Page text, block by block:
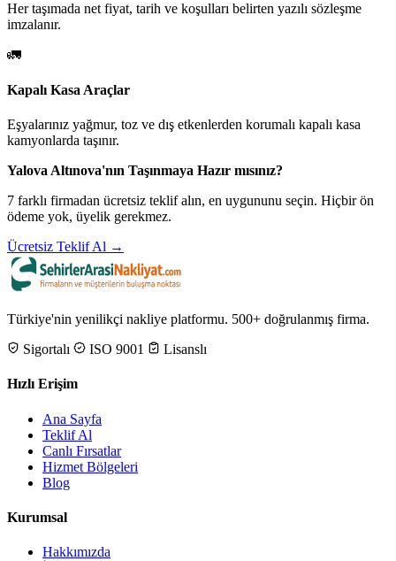
Her taşımada net fiyat, tarih ve koşulları belirten yazılı sözleşme
imzalanır.
🚛
Kapalı Kasa Araçlar
Eşyalarınız yağmur, toz ve dış etkenlerden korumalı kapalı kasa
kamyonlarda taşınır.
Yalova Altınova'nın Taşınmaya Hazır mısınız?
7 farklı firmadan ücretsiz teklif alın, en uygununu seçin. Hiçbir ön
ödeme yok, üyelik gerekmez.
Ücretsiz Teklif Al →
Türkiye'nin yenilikçi nakliye platformu. 500+ doğrulanmış firma.
Sigortalı
ISO 9001 Lisanslı
Hızlı Erişim
Ana Sayfa
Teklif Al
Canlı Fırsatlar
Hizmet Bölgeleri
Blog
Kurumsal
Hakkımızda